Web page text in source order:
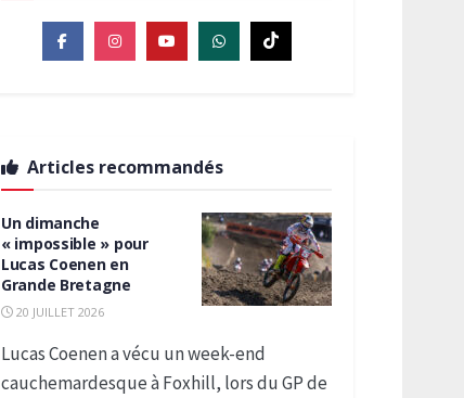
Articles recommandés
Un dimanche
« impossible » pour
Lucas Coenen en
Grande Bretagne
20 JUILLET 2026
Lucas Coenen a vécu un week-end
cauchemardesque à Foxhill, lors du GP de